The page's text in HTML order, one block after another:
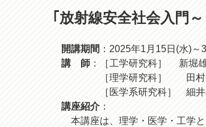
｢放射線安全社会入門
開講期間 ：2025年1月15日(水)～
講 師 ：［工学研究科］ 新堀
［理学研究科］ 田村裕
［医学系研究科］ 細井
講座紹介：
本講座は、理学・医学・工学